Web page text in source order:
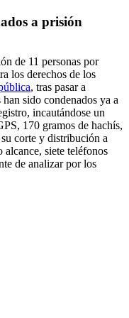
a prisión
de 11 personas por
los derechos de los
, tras pasar a
sido condenados ya a
incautándose un
170 gramos de hachís,
corte y distribución a
alcance, siete teléfonos
de analizar por los